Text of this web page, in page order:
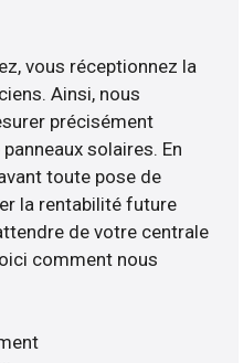
vous réceptionnez la
Ainsi, nous
précisément
solaires. En
toute pose de
la rentabilité future
de votre centrale
comment nous